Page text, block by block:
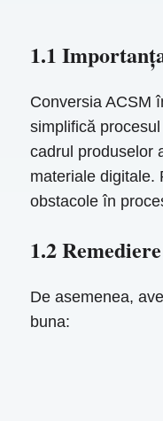
1.1
Conversia ACSM
simplifică
cadrul produselor
materiale digitale.
obstacole în
1.2
De asemenea,
buna: